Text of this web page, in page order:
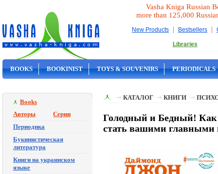
Vasha Kniga Russian
more than 125,000
New Products | Bestsellers |
Libraries
BOOKS BOOKINIST TOYS & SOUVENIRS PERIODICALS
Books
Авторы
Серии
Периодика
Букинистическая
литература
Книги на украинском
языке
КАТАЛОГ КНИГИ
Голодный и Бедный! Как
стать вашими